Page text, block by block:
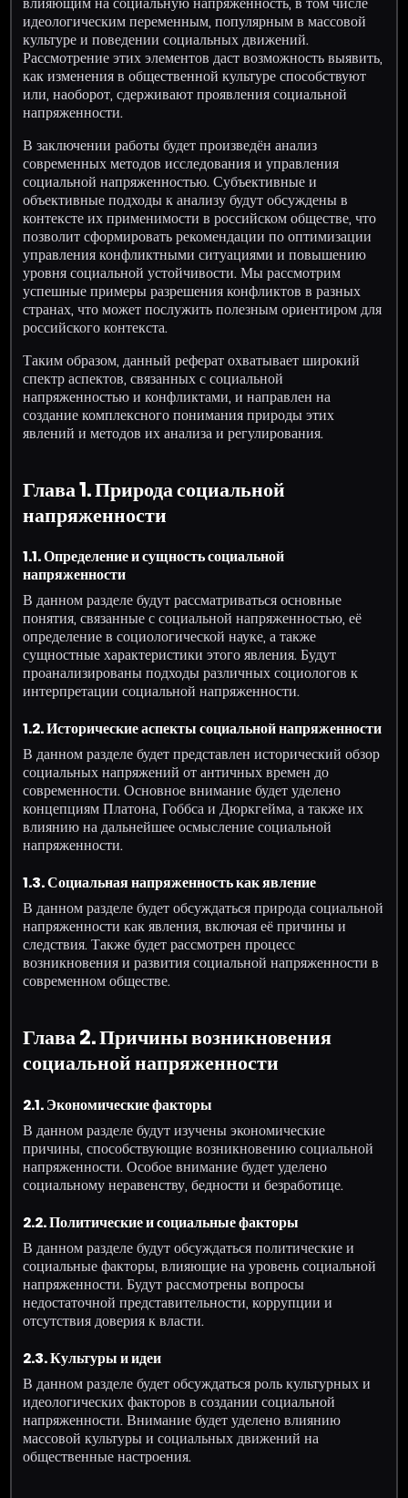
идеологическим переменным, популярным в массовой
культуре и поведении социальных движений.
Рассмотрение этих элементов даст возможность выявить,
как изменения в общественной культуре способствуют
или, наоборот, сдерживают проявления социальной
напряженности.
В заключении работы будет произведён анализ
современных методов исследования и управления
социальной напряженностью. Субъективные и
объективные подходы к анализу будут обсуждены в
контексте их применимости в российском обществе, что
позволит сформировать рекомендации по оптимизации
управления конфликтными ситуациями и повышению
уровня социальной устойчивости. Мы рассмотрим
успешные примеры разрешения конфликтов в разных
странах, что может послужить полезным ориентиром для
российского контекста.
Таким образом, данный реферат охватывает широкий
спектр аспектов, связанных с социальной
напряженностью и конфликтами, и направлен на
создание комплексного понимания природы этих
явлений и методов их анализа и регулирования.
Глава 1. Природа социальной
напряженности
1.1. Определение и сущность социальной
напряженности
В данном разделе будут рассматриваться основные
понятия, связанные с социальной напряженностью, её
определение в социологической науке, а также
сущностные характеристики этого явления. Будут
проанализированы подходы различных социологов к
интерпретации социальной напряженности.
1.2. Исторические аспекты социальной напряженности
В данном разделе будет представлен исторический обзор
социальных напряжений от античных времен до
современности. Основное внимание будет уделено
концепциям Платона, Гоббса и Дюркгейма, а также их
влиянию на дальнейшее осмысление социальной
напряженности.
1.3. Социальная напряженность как явление
В данном разделе будет обсуждаться природа социальной
напряженности как явления, включая её причины и
следствия. Также будет рассмотрен процесс
возникновения и развития социальной напряженности в
современном обществе.
Глава 2. Причины возникновения
социальной напряженности
2.1. Экономические факторы
В данном разделе будут изучены экономические
причины, способствующие возникновению социальной
напряженности. Особое внимание будет уделено
социальному неравенству, бедности и безработице.
2.2. Политические и социальные факторы
В данном разделе будут обсуждаться политические и
социальные факторы, влияющие на уровень социальной
напряженности. Будут рассмотрены вопросы
недостаточной представительности, коррупции и
отсутствия доверия к власти.
2.3. Культуры и идеи
В данном разделе будет обсуждаться роль культурных и
идеологических факторов в создании социальной
напряженности. Внимание будет уделено влиянию
массовой культуры и социальных движений на
общественные настроения.